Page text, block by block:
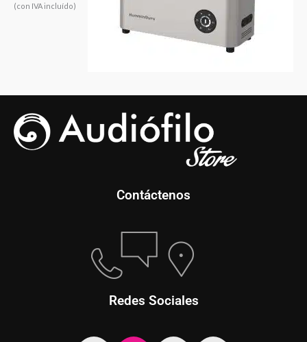
(con IVA incluído)
Contáctenos
Redes Sociales